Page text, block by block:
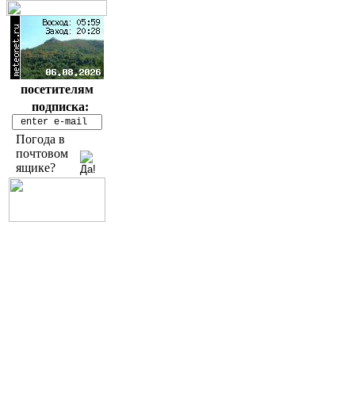
посетителям
подписка:
Погода в
почтовом
ящике?